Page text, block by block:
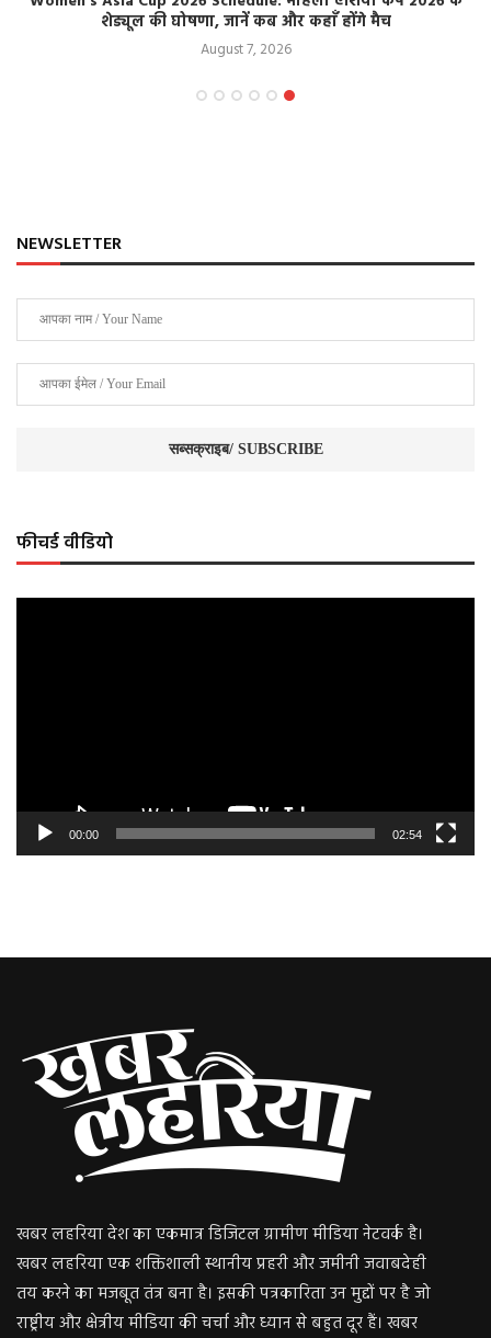
शेड्यूल की घोषणा, जानें कब और कहाँ होंगे मैच
August 7, 2026
NEWSLETTER
फीचर्ड वीडियो
00:00 02:54
खबर लहरिया देश का एकमात्र डिजिटल ग्रामीण मीडिया नेटवर्क है।
खबर लहरिया एक शक्तिशाली स्थानीय प्रहरी और जमीनी जवाबदेही
तय करने का मजबूत तंत्र बना है। इसकी पत्रकारिता उन मुद्दों पर है जो
राष्ट्रीय और क्षेत्रीय मीडिया की चर्चा और ध्यान से बहुत दूर हैं। खबर